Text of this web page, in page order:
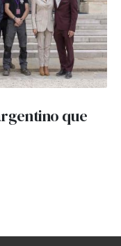
que